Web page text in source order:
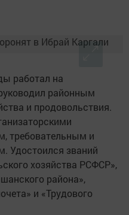
работал на
районным
и продовольствия.
требовательным и
Удостоился званий
хозяйства РСФСР»,
района»,
и «Трудового